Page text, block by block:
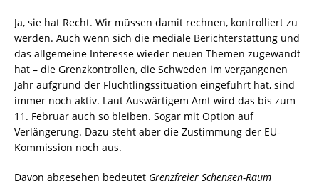
Ja, sie hat Recht. Wir müssen damit rechnen, kontrolliert zu
werden. Auch wenn sich die mediale Berichterstattung und
das allgemeine Interesse wieder neuen Themen zugewandt
hat – die Grenzkontrollen, die Schweden im vergangenen
Jahr aufgrund der Flüchtlingssituation eingeführt hat, sind
immer noch aktiv. Laut Auswärtigem Amt wird das bis zum
11. Februar auch so bleiben. Sogar mit Option auf
Verlängerung. Dazu steht aber die Zustimmung der EU-
Kommission noch aus.
Davon abgesehen bedeutet Grenzfreier Schengen-Raum